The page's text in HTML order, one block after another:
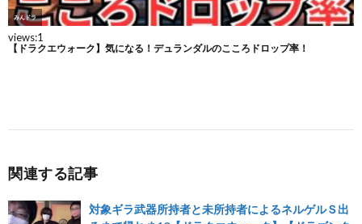
関連する記事
対象ギラ武器所持者と未所持者によるネルゲルＳ出